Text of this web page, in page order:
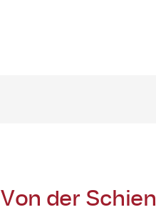
Von der